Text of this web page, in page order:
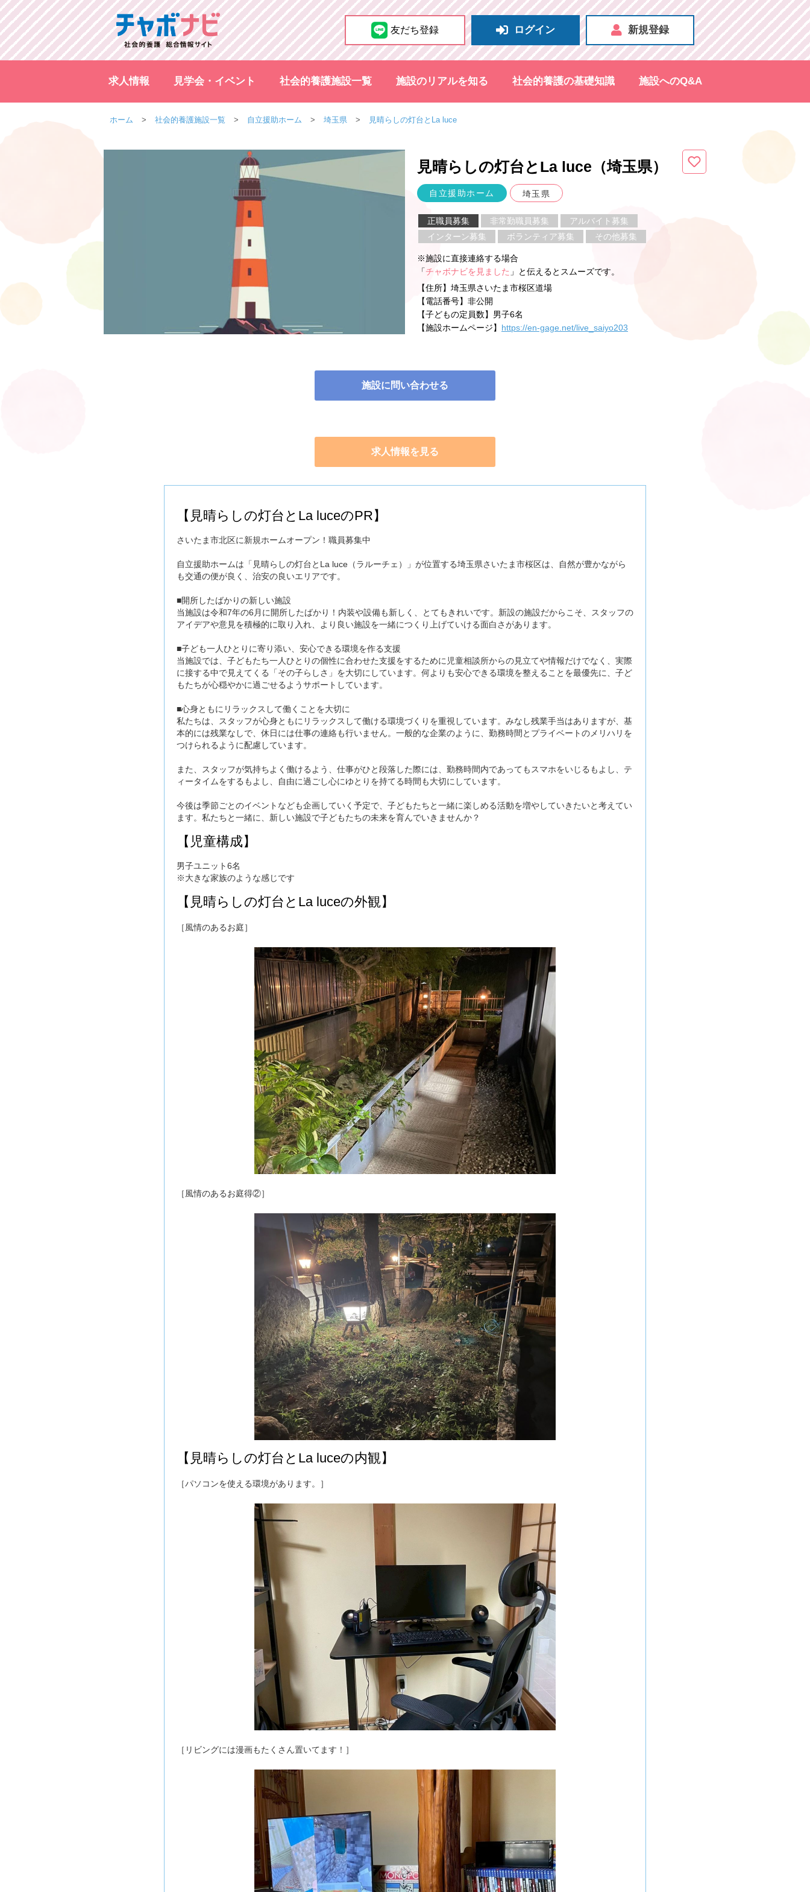
友だち登録 ログイン 新規登録
求人情報 見学会・イベント 社会的養護施設一覧 施設のリアルを知る 社会的養護の基礎知識 施設へのQ&A
ホーム 社会的養護施設一覧 自立援助ホーム 埼玉県 見晴らしの灯台とLa luce
見晴らしの灯台とLa luce（埼玉県）
自立援助ホーム 埼玉県
正職員募集 非常勤職員募集
アルバイト募集
インターン募集
ボランティア募集 その他募集
※施設に直接連絡する場合
「チャボナビを見ました 」と伝えるとスムーズです。
【住所】 埼玉県さいたま市桜区道場
【電話番号】 非公開
【子どもの定員数】 男子6名
【施設ホームページ】 https://en-gage.net/live_saiyo203
施設に問い合わせる
求人情報を見る
【見晴らしの灯台とLa luceのPR】
さいたま市北区に新規ホームオープン！職員募集中
自立援助ホームは「見晴らしの灯台とLa luce（ラルーチェ）」が位置する埼玉県さいたま市桜区は、自然が豊かながら
も交通の便が良く、治安の良いエリアです。
■開所したばかりの新しい施設
当施設は令和7年の6月に開所したばかり！内装や設備も新しく、とてもきれいです。新設の施設だからこそ、スタッフの
アイデアや意見を積極的に取り入れ、より良い施設を一緒につくり上げていける面白さがあります。
■子ども一人ひとりに寄り添い、安心できる環境を作る支援
当施設では、子どもたち一人ひとりの個性に合わせた支援をするために児童相談所からの見立てや情報だけでなく、実際
に接する中で見えてくる「その子らしさ」を大切にしています。何よりも安心できる環境を整えることを最優先に、子ど
もたちが心穏やかに過ごせるようサポートしています。
■心身ともにリラックスして働くことを大切に
私たちは、スタッフが心身ともにリラックスして働ける環境づくりを重視しています。みなし残業手当はありますが、基
本的には残業なしで、休日には仕事の連絡も行いません。一般的な企業のように、勤務時間とプライベートのメリハリを
つけられるように配慮しています。
また、スタッフが気持ちよく働けるよう、仕事がひと段落した際には、勤務時間内であってもスマホをいじるもよし、テ
ィータイムをするもよし、自由に過ごし心にゆとりを持てる時間も大切にしています。
今後は季節ごとのイベントなども企画していく予定で、子どもたちと一緒に楽しめる活動を増やしていきたいと考えてい
ます。私たちと一緒に、新しい施設で子どもたちの未来を育んでいきませんか？
【児童構成】
男子ユニット6名
※大きな家族のような感じです
【見晴らしの灯台とLa luceの外観】
［風情のあるお庭］
［風情のあるお庭得②］
【見晴らしの灯台とLa luceの内観】
［パソコンを使える環境があります。］
［リビングには漫画もたくさん置いてます！］